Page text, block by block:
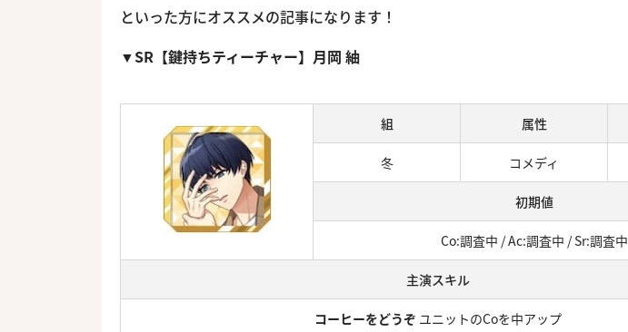
といった方にオススメの記事になります！
▼SR【鍵持ちティーチャー】月岡 紬
組 属性
冬 コメディ
初期値
Co:調査中 / Ac:調査中 / Sr:調査中
主演スキル
コーヒーをどうぞ ユニットのCoを中アップ